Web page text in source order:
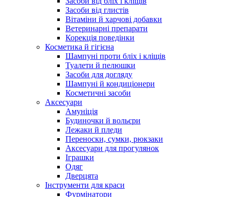
Засоби від глистів
Вітаміни й харчові добавки
Ветеринарні препарати
Корекція поведінки
Косметика й гігієна
Шампуні проти бліх і кліщів
Туалети й пелюшки
Засоби для догляду
Шампуні й кондиціонери
Косметичні засоби
Аксесуари
Амуніція
Будиночки й вольєри
Лежаки й пледи
Переноски, сумки, рюкзаки
Аксесуари для прогулянок
Іграшки
Одяг
Дверцята
Інструменти для краси
Фурмінатори